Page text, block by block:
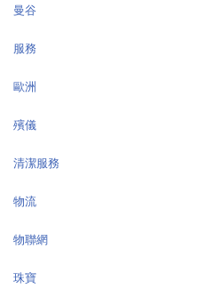
曼谷
服務
歐洲
殯儀
清潔服務
物流
物聯網
珠寶